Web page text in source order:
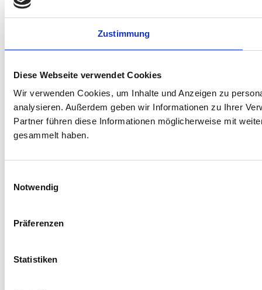
Zustimmung
Diese Webseite verwendet Cookies
Wir verwenden Cookies, um Inhalte und Anzeigen zu
analysieren. Außerdem geben wir Informationen zu Ihrer
Partner führen diese Informationen möglicherweise mit
gesammelt haben.
Notwendig
Präferenzen
Statistiken